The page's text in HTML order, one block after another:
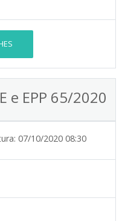
e EPP 65/2020
07/10/2020 08:30